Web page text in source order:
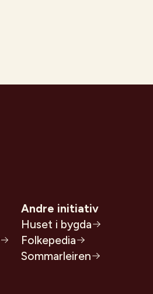
Andre initiativ
Huset i bygda
Folkepedia
Sommarleiren